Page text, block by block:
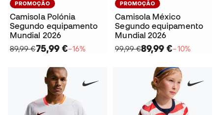
PROMOÇÃO
Camisola Polónia
Segundo equipamento
Mundial 2026
89,99 €75,99 €−16%
PROMOÇÃO
Camisola México
Segundo equipamento
Mundial 2026
99,99 €89,99 €−10%